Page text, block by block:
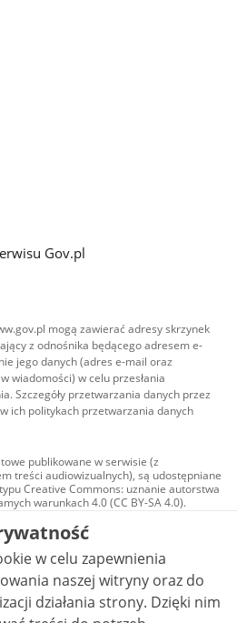
Gov.pl
mogą zawierać adresy skrzynek
z odnośnika będącego adresem e-
jego danych (adres e-mail oraz
wiadomości) w celu przesłania
Szczegóły przetwarzania danych przez
ich politykach przetwarzania danych
publikowane w serwisie (z
treści audiowizualnych), są udostępniane
Creative Commons: uznanie autorstwa
warunkach 4.0 (CC BY-SA 4.0).
w tym zdjęcia, materiały
są udostępniane na licencji typu
uznanie autorstwa użycie
- bez utworów zależnych 4.0 (CC BY-
o ile nie jest to stwierdzone inaczej.
w celu zapewnienia
naszej witryny oraz do
strony. Dzięki nim